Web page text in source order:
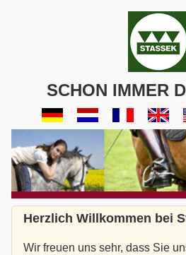
SCHON IMMER
Herzlich Willkommen bei
Wir freuen uns sehr, dass Sie